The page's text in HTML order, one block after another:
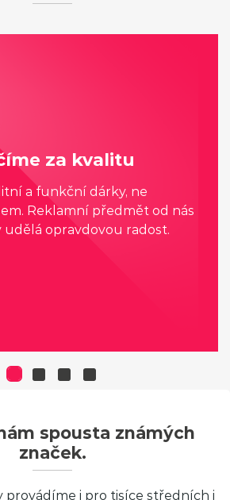
za kvalitu
a funkční dárky, ne
Reklamní předmět od nás
udělá opravdovou radost.
spousta známých
značek.
provádíme i pro tisíce středních i